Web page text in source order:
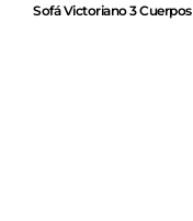
Sofá Victoriano 3 Cuerpos